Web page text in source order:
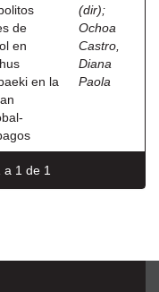
de
en
en la
(dir);
Ochoa
Castro,
Diana
Paola
1 de 1